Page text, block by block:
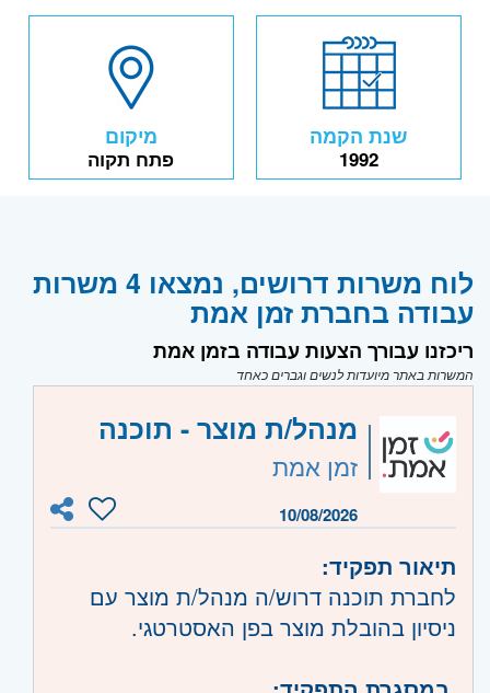
שנת הקמה
1992
מיקום
פתח תקוה
לוח משרות דרושים, נמצאו 4 משרות
עבודה בחברת זמן אמת
ריכזנו עבורך הצעות עבודה בזמן אמת
המשרות באתר מיועדות לנשים וגברים כאחד
מנהל/ת מוצר - תוכנה
זמן אמת
10/08/2026
תיאור תפקיד:
לחברת תוכנה דרוש/ה מנהל/ת מוצר עם
ניסיון בהובלת מוצר בפן האסטרטגי.